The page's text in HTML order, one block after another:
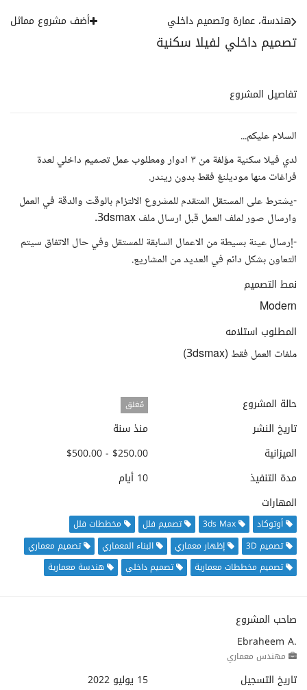
تصميم داخلي لفيلا سكنية
هندسة، عمارة وتصميم داخلي أضف مشروع مماثل
تفاصيل المشروع
السلام عليكم...
لدي فيلا سكنية مؤلفة من ٣ ادوار ومطلوب عمل تصميم داخلي لعدة
فراغات منها موديلنغ فقط بدون ريندر.
-يشترط على المستقل المتقدم للمشروع الالتزام بالوقت والدقة في العمل
وارسال صور لملف العمل قبل ارسال ملف 3dsmax.
-إرسال عينة بسيطة من الاعمال السابقة للمستقل وفي حال الاتفاق سيتم
التعاون بشكل دائم في العديد من المشاريع.
نمط التصميم
Modern
المطلوب استلامه
ملفات العمل فقط (3dsmax)
حالة المشروع مُغلق
تاريخ النشر
منذ سنة
الميزانية
$250.00 - $500.00
مدة التنفيذ
10 أيام
المهارات
أوتوكاد 3ds Max تصميم فلل
مخططات فلل
تصميم 3D
إظهار معماري البناء المعماري
تصميم معماري
تصميم مخططات معمارية
تصميم داخلي هندسة معمارية
صاحب المشروع
Ebraheem A.
مهندس معماري
تاريخ التسجيل
15 يوليو 2022